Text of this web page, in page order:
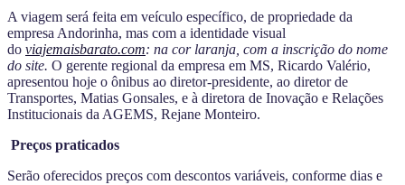
A viagem será feita em veículo específico, de propriedade da
empresa Andorinha, mas com a identidade visual
do viajemaisbarato.com: na cor laranja, com a inscrição do nome
do site. O gerente regional da empresa em MS, Ricardo Valério,
apresentou hoje o ônibus ao diretor-presidente, ao diretor de
Transportes, Matias Gonsales, e à diretora de Inovação e Relações
Institucionais da AGEMS, Rejane Monteiro.
Preços praticados
Serão oferecidos preços com descontos variáveis, conforme dias e